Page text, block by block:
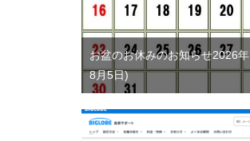
お盆のお休みのお知らせ2026年
8月5日